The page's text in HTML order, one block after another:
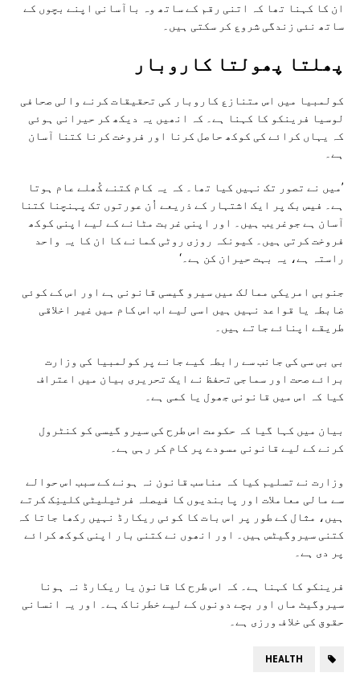
ان کا کہنا تھا کہ اتنی رقم کے ساتھ وہ باآسانی اپنے بچوں کے
ساتھ نئی زندگی شروع کر سکتی ہیں۔
پھلتا پھولتا کاروبار
کولمبیا میں اس متنازع کاروبار کی تحقیقات کرنے والی صحافی
لوسیا فرینکو کا کہنا ہے۔ کہ انھیں یہ دیکھ کر حیرانی ہوئی
کہ یہاں کرائے کی کوکھ حاصل کرنا اور فروخت کرنا کتنا آسان
ہے۔
’میں نے تصور تک نہیں کیا تھا۔ کہ یہ کام کتنے کُھلے عام ہوتا
ہے۔ فیس بک پر ایک اشتہار کے ذریعے اُن عورتوں تک پہنچنا کتنا
آسان ہے جوغریب ہیں۔ اور اپنی غربت مٹانے کے لیے اپنی کوکھ
فروخت کرتی ہیں۔ کیونکہ روزی روٹی کمانے کا ان کا یہ واحد
راستہ ہے، یہ بہت حیران کن ہے۔‘
جنوبی امریکی ممالک میں سیرو گیسی قانونی ہے اور اس کے کوئی
ضابطہ یا قواعد نہیں ہیں اسی لیے اب اس کام میں غیر اخلاقی
طریقے اپنائے جاتے ہیں۔
بی بی سی کی جانب سے رابطہ کیے جانے پر کولمبیا کی وزارت
برائے صحت اور سماجی تحفظ نے ایک تحریری بیان میں اعتراف
کیا کہ اس میں قانونی جھول یا کمی ہے۔
بیان میں کہا گیا کہ حکومت اس طرح کی سیرو گیسی کو کنٹرول
کرنے کے لیے قانونی مسودے پر کام کر رہی ہے۔
وزارت نے تسلیم کیا کہ مناسب قانون نہ ہونے کے سبب اس حوالے
سے مالی معاملات اور پابندیوں کا فیصلہ فرٹیلیٹی کلینِک کرتے
ہیں، مثال کے طور پر اس بات کا کوئی ریکارڈ نہیں رکھا جاتا کہ
کتنی سیروگیٹس ہیں۔ اور انھوں نے کتنی بار اپنی کوکھ کرائے
پر دی ہے۔
فرینکو کا کہنا ہے۔ کہ اس طرح کا قانون یا ریکارڈ نہ ہونا
سیروگیٹ ماں اور بچے دونوں کے لیے خطرناک ہے۔ اور یہ انسانی
حقوق کی خلا ف ورزی ہے۔
HEALTH